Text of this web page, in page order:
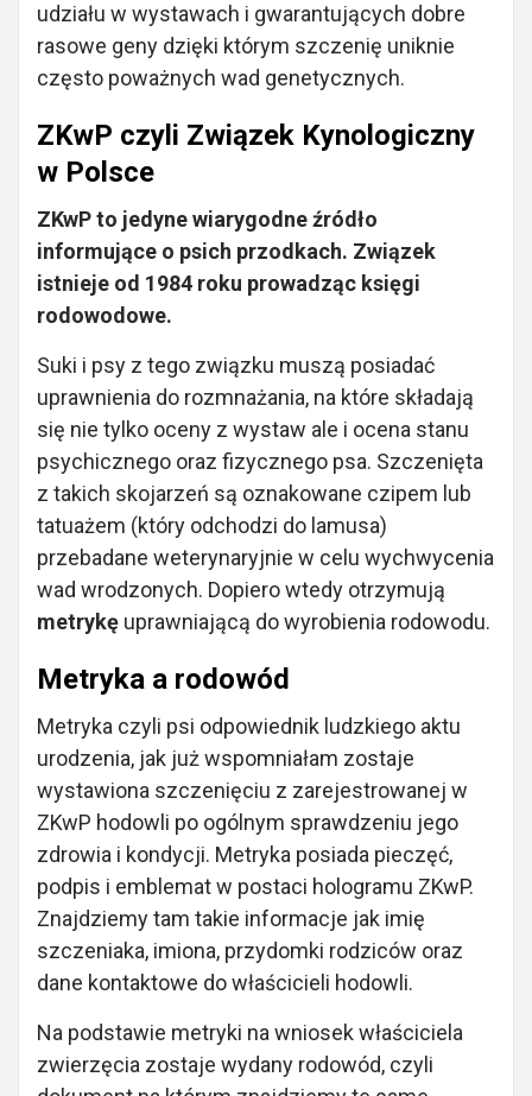
udziału w wystawach i gwarantujących dobre
rasowe geny dzięki którym szczenię uniknie
często poważnych wad genetycznych.
ZKwP czyli Związek Kynologiczny
w Polsce
ZKwP to jedyne wiarygodne źródło
informujące o psich przodkach. Związek
istnieje od 1984 roku prowadząc księgi
rodowodowe.
Suki i psy z tego związku muszą posiadać
uprawnienia do rozmnażania, na które składają
się nie tylko oceny z wystaw ale i ocena stanu
psychicznego oraz fizycznego psa. Szczenięta
z takich skojarzeń są oznakowane czipem lub
tatuażem (który odchodzi do lamusa)
przebadane weterynaryjnie w celu wychwycenia
wad wrodzonych. Dopiero wtedy otrzymują
metrykę uprawniającą do wyrobienia rodowodu.
Metryka a rodowód
Metryka czyli psi odpowiednik ludzkiego aktu
urodzenia, jak już wspomniałam zostaje
wystawiona szczenięciu z zarejestrowanej w
ZKwP hodowli po ogólnym sprawdzeniu jego
zdrowia i kondycji. Metryka posiada pieczęć,
podpis i emblemat w postaci hologramu ZKwP.
Znajdziemy tam takie informacje jak imię
szczeniaka, imiona, przydomki rodziców oraz
dane kontaktowe do właścicieli hodowli.
Na podstawie metryki na wniosek właściciela
zwierzęcia zostaje wydany rodowód, czyli